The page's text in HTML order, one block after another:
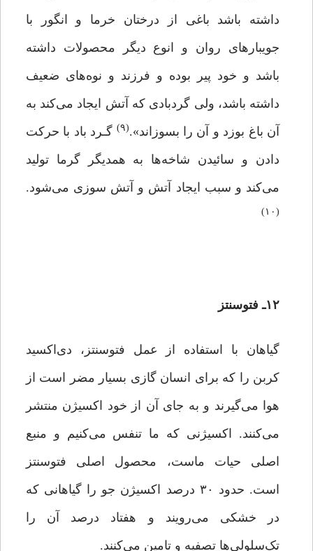
داشته باشد باغی از درختان خرما و انگور با
جویبارهای روان و انوع دیگر محصولات داشته
باشد و خود پیر بوده و فرزند و نوه‌های ضعیف
داشته باشد، ولی گردبادی که آتش ایجاد می‌کند به
آن باغ بوزد و آن را بسوزاند».(۹)
گـرد باد با حرکت
دادن و سائیدن شاخه‌ها به همدیگر گرما تولید
می‌کند و سبب ایجاد آتش و آتش سوزی می‌شود.
(۱۰)
۱۲ـ فتوسنتز
گیاهان با استفاده از عمل فتوسنتز، دی‌اکسید
کربن را که برای انسان گازی بسیار مضر است از
هوا می‌گیرند و به جای آن از خود اکسیژن منتشر
می‌کنند. اکسیژنی که ما تنفس می‌کنیم و منبع
اصلی حیات ماست، محصول اصلی فتوسنتز
است. حدود ۳۰ درصد اکسیژن جو را گیاهانی که
در خشکی می‌رویند و هفتاد درصد آن را
تک‌سلولی‌ها تصفیه و تامین می‌کنند.